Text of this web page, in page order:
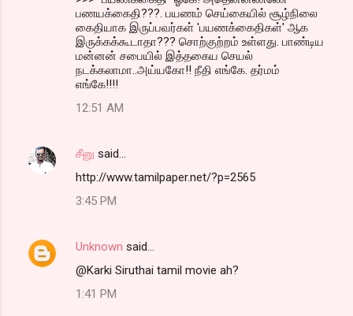
பணயக்கைதி???. பயணம் செய்கையில் சூழ்நிலை
கைதியாக இருப்பவர்கள் 'பயணக்கைதிகள்' ஆக
இருக்கக்கூடாதா??? சொற்குற்றம் உள்ளது. பாண்டிய
மன்னன் சபையில் இத்தகைய செயல்
நடக்கலாமா..அய்யகோ!! நீதி எங்கே. தர்மம்
எங்கே!!!!
12:51 AM
சீனு said…
http://www.tamilpaper.net/?p=2565
3:45 PM
Unknown said…
@Karki Siruthai tamil movie ah?
1:41 PM